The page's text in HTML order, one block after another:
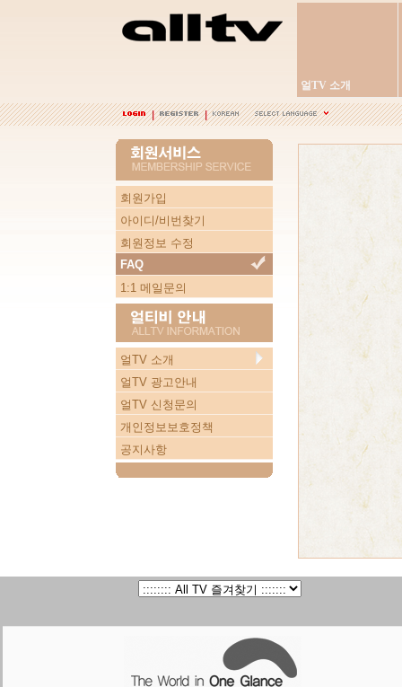
얼TV 소개
회원가입
아이디/비번찾기
회원정보 수정
FAQ
1:1 메일문의
얼TV 소개
얼TV 광고안내
얼TV 신청문의
개인정보보호정책
공지사항